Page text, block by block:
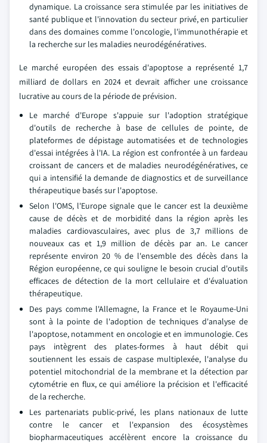
dynamique. La croissance sera stimulée par les initiatives de
santé publique et l'innovation du secteur privé, en particulier
dans des domaines comme l'oncologie, l'immunothérapie et
la recherche sur les maladies neurodégénératives.
Le marché européen des essais d'apoptose a représenté 1,7
milliard de dollars en 2024 et devrait afficher une croissance
lucrative au cours de la période de prévision.
Le marché d'Europe s'appuie sur l'adoption stratégique
d'outils de recherche à base de cellules de pointe, de
plateformes de dépistage automatisées et de technologies
d'essai intégrées à l'IA. La région est confrontée à un fardeau
croissant de cancers et de maladies neurodégénératives, ce
qui a intensifié la demande de diagnostics et de surveillance
thérapeutique basés sur l'apoptose.
Selon l'OMS, l'Europe signale que le cancer est la deuxième
cause de décès et de morbidité dans la région après les
maladies cardiovasculaires, avec plus de 3,7 millions de
nouveaux cas et 1,9 million de décès par an. Le cancer
représente environ 20 % de l'ensemble des décès dans la
Région européenne, ce qui souligne le besoin crucial d'outils
efficaces de détection de la mort cellulaire et d'évaluation
thérapeutique.
Des pays comme l'Allemagne, la France et le Royaume-Uni
sont à la pointe de l'adoption de techniques d'analyse de
l'apoptose, notamment en oncologie et en immunologie. Ces
pays intègrent des plates-formes à haut débit qui
soutiennent les essais de caspase multiplexée, l'analyse du
potentiel mitochondrial de la membrane et la détection par
cytométrie en flux, ce qui améliore la précision et l'efficacité
de la recherche.
Les partenariats public-privé, les plans nationaux de lutte
contre le cancer et l'expansion des écosystèmes
biopharmaceutiques accélèrent encore la croissance du